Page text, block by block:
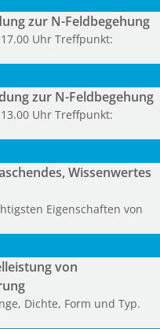
zur N-Feldbegehung
Uhr Treffpunkt:
zur N-Feldbegehung
Uhr Treffpunkt:
Wissenwertes
Eigenschaften von
von
Dichte, Form und Typ.